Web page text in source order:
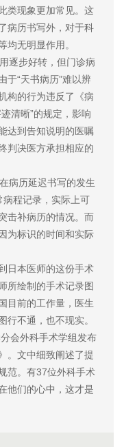
类现象更加常见。这
病历书写外，对于科
均无明显作用。
逐步好转，但门诊病
于“天书病历”难以辨
构的行为违反了《病
清晰”的规定，影响
达到告知说明的医嘱
判决医方承担相应的
病历延迟书写的发生
程记录，实际上可
击补病历的情况。而
为标识的时间和实际
本医师的这份手术
所绘制的手术记录图
目前的工作量，医生
行不通，也不现实。
会外科手术学组发布
。文中细致阐述了提
范。有37位外科手术
他们的心中，这才是